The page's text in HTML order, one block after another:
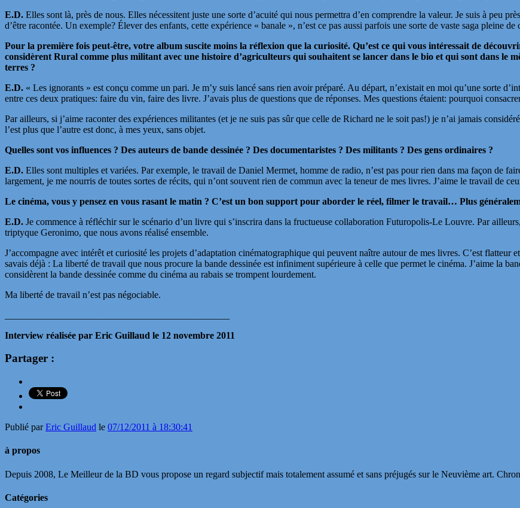
E.D. Elles sont là, près de nous. Elles nécessitent juste une sorte d’acuité qui nous permettra d’en comprendre la valeur. Je suis à peu
d’être racontée. Un exemple? Élever des enfants, cette expérience « banale », n’est ce pas aussi parfois une sorte de vaste saga pleine
Pour la première fois peut-être, votre album suscite moins la réflexion que la curiosité. Qu’est ce qui vous intéressait de
considèrent Rural comme plus militant avec une histoire d’agriculteurs qui souhaitent se lancer dans le bio et qui sont dans le
terres ?
E.D. « Les ignorants » est conçu comme un pari. Je m’y suis lancé sans rien avoir préparé. Au départ, n’existait en moi qu’une sorte
entre ces deux pratiques: faire du vin, faire des livre. J’avais plus de questions que de réponses. Mes questions étaient: pourquoi
Par ailleurs, si j’aime raconter des expériences militantes (et je ne suis pas sûr que celle de Richard ne le soit pas!) je n’ai jamais
l’est plus que l’autre est donc, à mes yeux, sans objet.
Quelles sont vos influences ? Des auteurs de bande dessinée ? Des documentaristes ? Des militants ? Des gens ordinaires ?
E.D. Elles sont multiples et variées. Par exemple, le travail de Daniel Mermet, homme de radio, n’est pas pour rien dans ma façon de
largement, je me nourris de toutes sortes de récits, qui n’ont souvent rien de commun avec la teneur de mes livres. J’aime le travail de
Le cinéma, vous y pensez en vous rasant le matin ? C’est un bon support pour aborder le réel, filmer le travail… Plus
E.D. Je commence à réfléchir sur le scénario d’un livre qui s’inscrira dans la fructueuse collaboration Futuropolis-Le Louvre. Par
triptyque Geronimo, que nous avons réalisé ensemble.
J’accompagne avec intérêt et curiosité les projets d’adaptation cinématographique qui peuvent naître autour de mes livres. C’est flatteur
savais déjà : La liberté de travail que nous procure la bande dessinée est infiniment supérieure à celle que permet le cinéma. J’aime la
considèrent la bande dessinée comme du cinéma au rabais se trompent lourdement.
Ma liberté de travail n’est pas négociable.
Interview réalisée par Eric Guillaud le 12 novembre 2011
Partager :
Publié parEric Guillaud le 07/12/2011 à 18:30:41
à propos
Depuis 2008, Le Meilleur de la BD vous propose un regard subjectif mais totalement assumé et sans préjugés sur le Neuvième art.
Catégories